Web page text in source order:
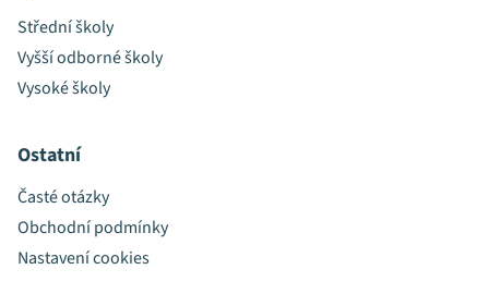
Střední školy
Vyšší odborné školy
Vysoké školy
Ostatní
Časté otázky
Obchodní podmínky
Nastavení cookies